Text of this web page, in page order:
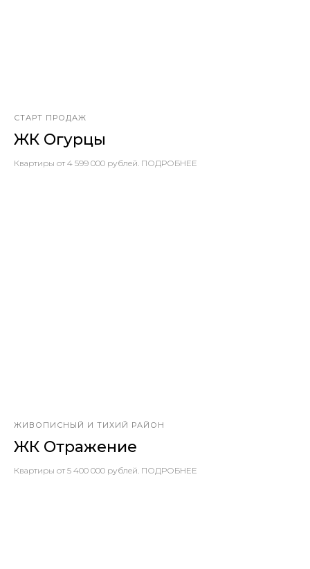
СТАРТ ПРОДАЖ
ЖК Огурцы
Квартиры от 4 599 000 рублей. ПОДРОБНЕЕ
ЖИВОПИСНЫЙ И ТИХИЙ РАЙОН
ЖК Отражение
Квартиры от 5 400 000 рублей. ПОДРОБНЕЕ